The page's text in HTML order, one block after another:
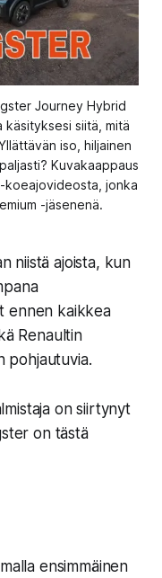
Journey Hybrid
käsityksesi siitä, mitä
iso, hiljainen
Kuvakaappaus
koeajovideosta, jonka
-jäsenenä.
niistä ajoista, kun
ennen kaikkea
Renaultin
pohjautuvia.
on siirtynyt
on tästä
ensimmäinen